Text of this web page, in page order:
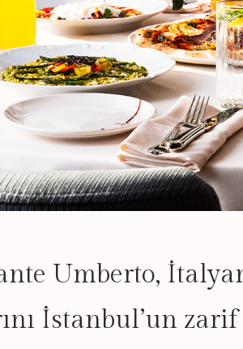
Umberto,
İstanbul’un